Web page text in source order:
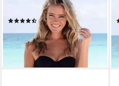
Bikini-Hose Perfect
(182)
lieferbar - in 1-2 Werktagen bei dir